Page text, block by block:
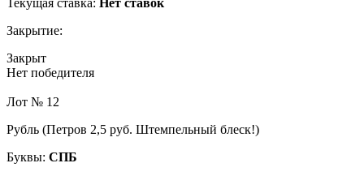
Закрытие:
Закрыт
Нет победителя
Лот № 12
Рубль (Петров 2,5 руб. Штемпельный блеск!)
Буквы: СПБ